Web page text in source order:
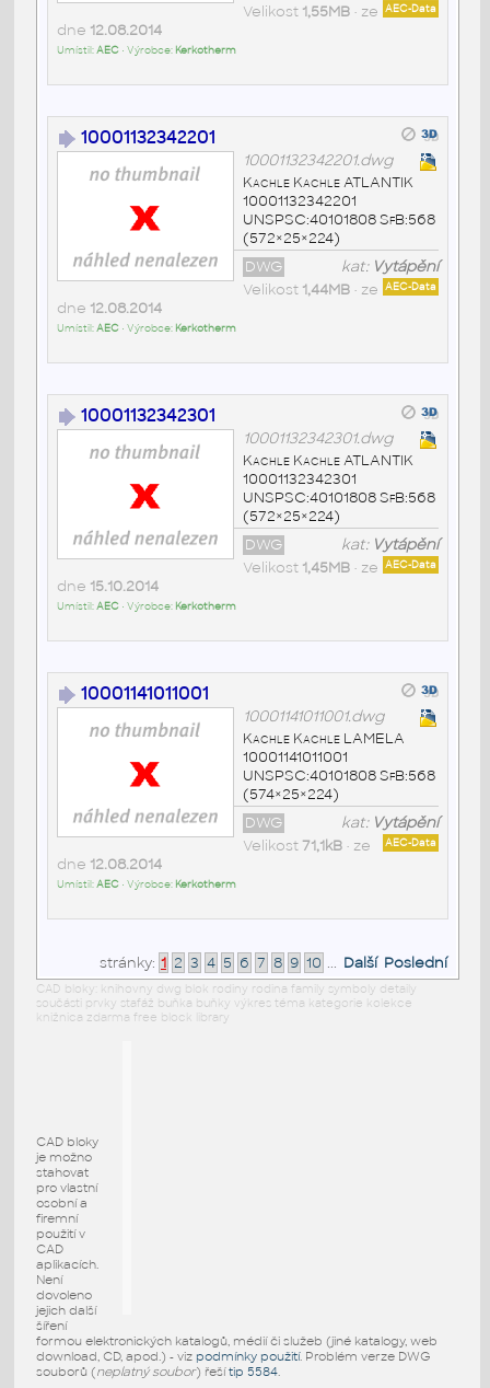
AEC-Data
Velikost 1,55MB• ze
dne 12.08.2014
Umístil:AEC• Výrobce: Kerkotherm
10001132342201
10001132342201.dwg
Kachle Kachle ATLANTIK
10001132342201
UNSPSC:40101808 SfB:568
(572×25×224)
kat: Vytápění
DWG
AEC-Data
Velikost 1,44MB• ze
dne 12.08.2014
Umístil:AEC• Výrobce: Kerkotherm
10001132342301
10001132342301.dwg
Kachle Kachle ATLANTIK
10001132342301
UNSPSC:40101808 SfB:568
(572×25×224)
kat: Vytápění
DWG
AEC-Data
Velikost 1,45MB• ze
dne 15.10.2014
Umístil:AEC• Výrobce: Kerkotherm
10001141011001
10001141011001.dwg
Kachle Kachle LAMELA
10001141011001
UNSPSC:40101808 SfB:568
(574×25×224)
kat: Vytápění
DWG
AEC-Data
Velikost 71,1kB• ze
dne 12.08.2014
Umístil:AEC• Výrobce: Kerkotherm
stránky: 1 2 3 4 5 6 7 8 9 10 ... Další Poslední
CAD bloky: knihovny dwg blok rodiny rodina family symboly detaily
součásti prvky stafáž buňka buňky výkres téma kategorie kolekce
knižnica zdarma free block library
CAD bloky
je možno
stahovat
pro vlastní
osobní a
firemní
použití v
CAD
aplikacích.
Není
dovoleno
jejich další
šíření
formou elektronických katalogů, médií či služeb (jiné katalogy, web
download, CD, apod.) - viz podmínky použití. Problém verze DWG
souborů (neplatný soubor) řešítip 5584.